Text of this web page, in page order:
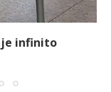
infinito